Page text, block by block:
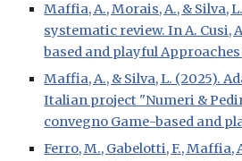
Maffia, A., Morais, A., & Silva,
systematic review. In A. Cusi,
based and playful
Maffia, A., & Silva, L. (2025).
Italian project "Numeri &
convegno Game-based and
Ferro, M., Gabelotti, F., Maffia,